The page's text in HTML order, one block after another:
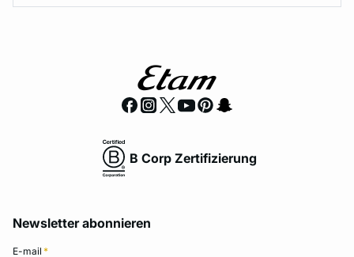
B Corp Zertifizierung
Newsletter abonnieren
E-mail *